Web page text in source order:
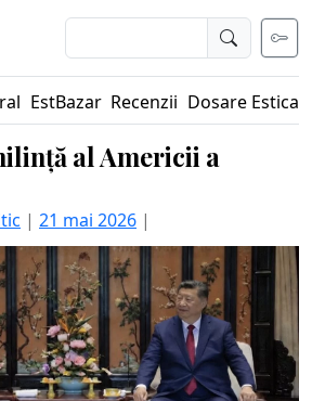
EstBazar Recenzii Dosare Estica
al Americii a
| 21 mai 2026 |